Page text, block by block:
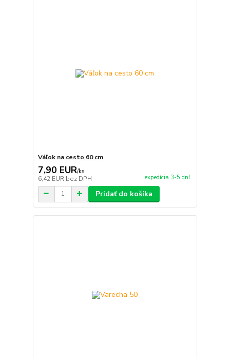
Váľok na cesto 60 cm
7,90 EUR/ks
6,42 EUR bez DPH expedícia 3-5 dní
Pridať do košíka